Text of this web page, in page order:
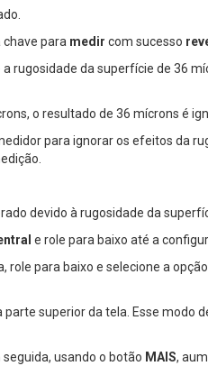
para medir com sucesso
rugosidade da superfície de 36
o resultado de 36 mícrons é
para ignorar os efeitos da
devido à rugosidade da
e role para baixo até a
role para baixo e selecione a opção
superior da tela. Esse modo
seguida, usando o botão MAIS,